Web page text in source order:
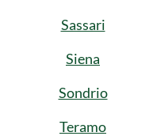
Sassari
Siena
Sondrio
Teramo